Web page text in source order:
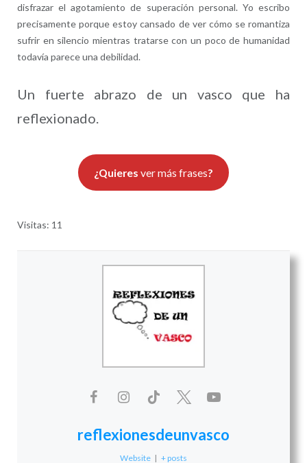
disfrazar el agotamiento de superación personal. Yo escribo
precisamente porque estoy cansado de ver cómo se romantiza
sufrir en silencio mientras tratarse con un poco de humanidad
todavía parece una debilidad.
Un fuerte abrazo de un vasco que ha
reflexionado.
¿Quieres ver más frases?
Visitas: 11
reflexionesdeunvasco
Website | + posts